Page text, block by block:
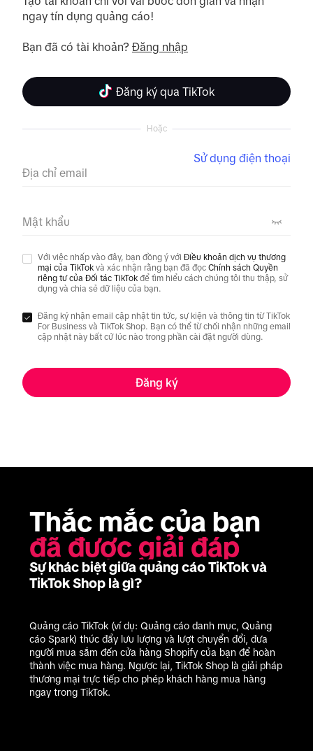
ngay tín dụng quảng cáo!
Bạn đã có tài khoản? Đăng nhập
Đăng ký qua TikTok
Hoặc
Địa chỉ email
Sử dụng điện thoại
Mật khẩu
Với việc nhấp vào đây, bạn đồng ý với Điều khoản dịch vụ thương
mại của TikTok và xác nhận rằng bạn đã đọc Chính sách Quyền
riêng tư của Đối tác TikTok để tìm hiểu cách chúng tôi thu thập, sử
dụng và chia sẻ dữ liệu của bạn.
Đăng ký nhận email cập nhật tin tức, sự kiện và thông tin từ TikTok
For Business và TikTok Shop. Bạn có thể từ chối nhận những email
cập nhật này bất cứ lúc nào trong phần cài đặt người dùng.
Đăng ký
đã được giải đáp
Sự khác biệt giữa quảng cáo TikTok và
TikTok Shop là gì?
Quảng cáo TikTok (ví dụ: Quảng cáo danh mục, Quảng
cáo Spark) thúc đẩy lưu lượng và lượt chuyển đổi, đưa
người mua sắm đến cửa hàng Shopify của bạn để hoàn
thành việc mua hàng. Ngược lại, TikTok Shop là giải pháp
thương mại trực tiếp cho phép khách hàng mua hàng
ngay trong TikTok.